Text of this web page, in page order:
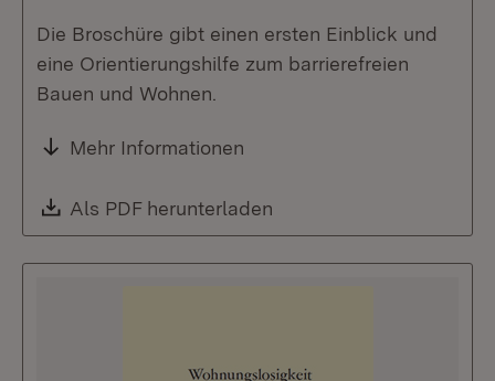
Die Broschüre gibt einen ersten Einblick und
eine Orientierungshilfe zum barrierefreien
Bauen und Wohnen.
Mehr Informationen
Download:
Als PDF herunterladen